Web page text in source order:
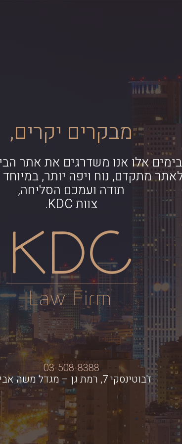
מבקרים יקרים,
בימים אלו אנו משדרגים את אתר
מתקדם, נוח ויפה יותר,
תודה ועמכם הסליחה,
צוות KDC.
03-508-8388
ז'בוטינסקי 7, רמת גן – מגדל משה אביב.